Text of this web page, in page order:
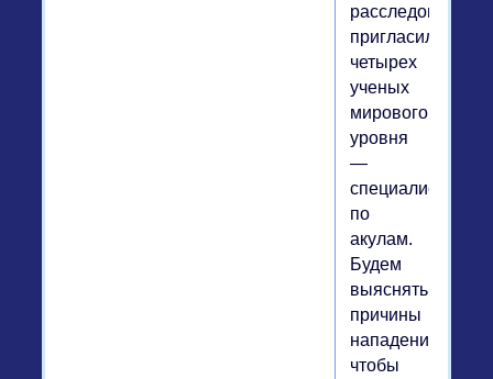
расследование,
пригласили
четырех
ученых
мирового
уровня
—
специалистов
по
акулам.
Будем
выяснять
причины
нападений,
чтобы